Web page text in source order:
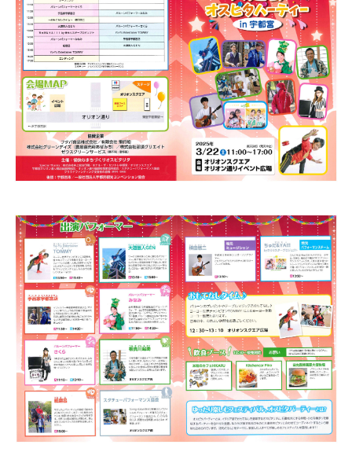
フィルムコミ
ッション
MICE
Languag
e
フォトダウン
ロード
ダウンロード
お問い合わせ